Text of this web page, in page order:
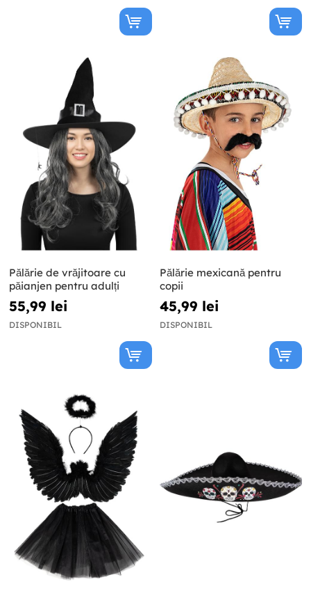
Pălărie de vrăjitoare cu
păianjen pentru adulți
55,99 lei
DISPONIBIL
Pălărie mexicană pentru
copii
45,99 lei
DISPONIBIL